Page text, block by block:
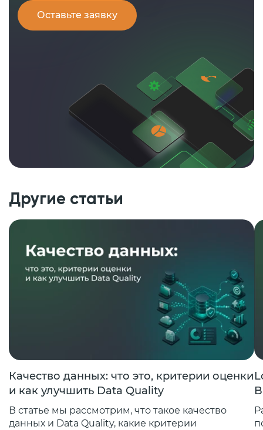
Оставьте заявку
Другие статьи
Качество данных: что это, критерии оценки
и как улучшить Data Quality
В статье мы рассмотрим, что такое качество
данных и Data Quality, какие критерии